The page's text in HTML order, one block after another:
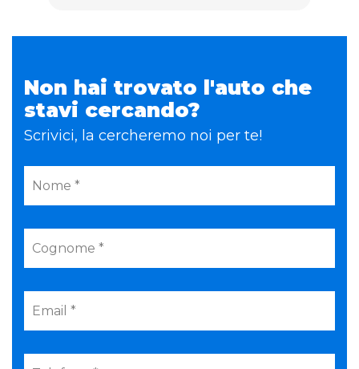
Non hai trovato l'auto che
stavi cercando?
Scrivici, la cercheremo noi per te!